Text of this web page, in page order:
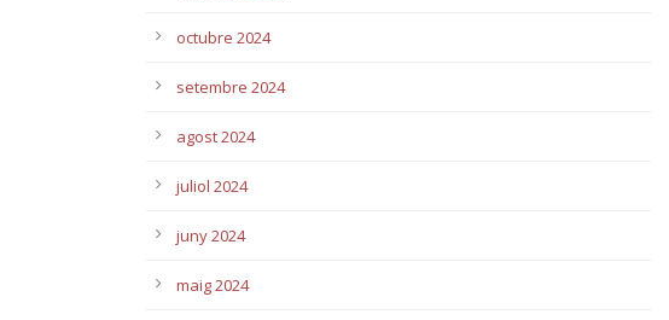
octubre 2024
setembre 2024
agost 2024
juliol 2024
juny 2024
maig 2024